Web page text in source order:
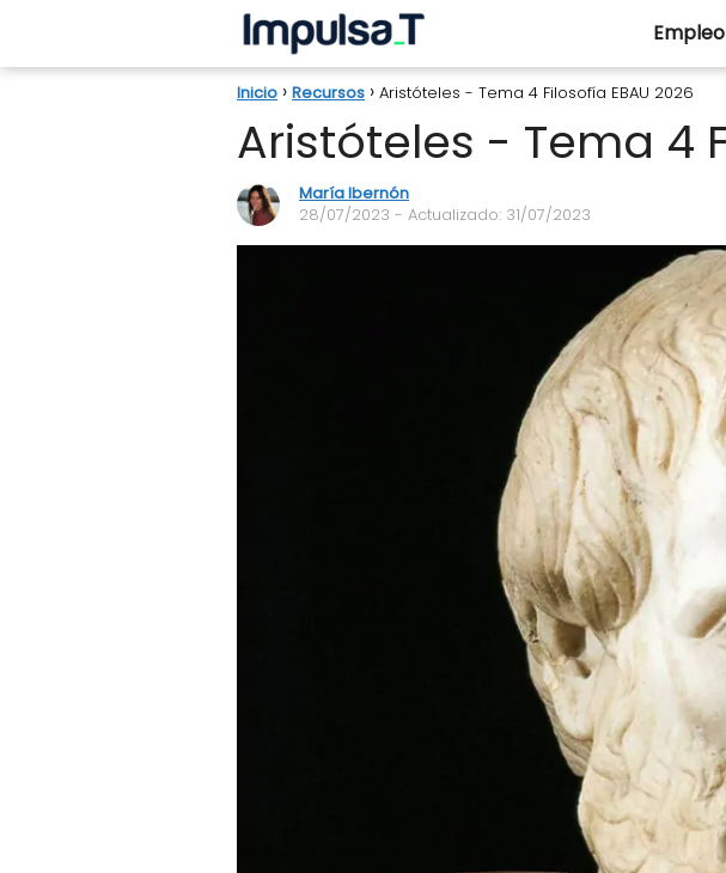
Empleo
Inicio Recursos Aristóteles - Tema 4 Filosofía EBAU 2026
Aristóteles - Tema 4
María Ibernón
28/07/2023 - Actualizado: 31/07/2023